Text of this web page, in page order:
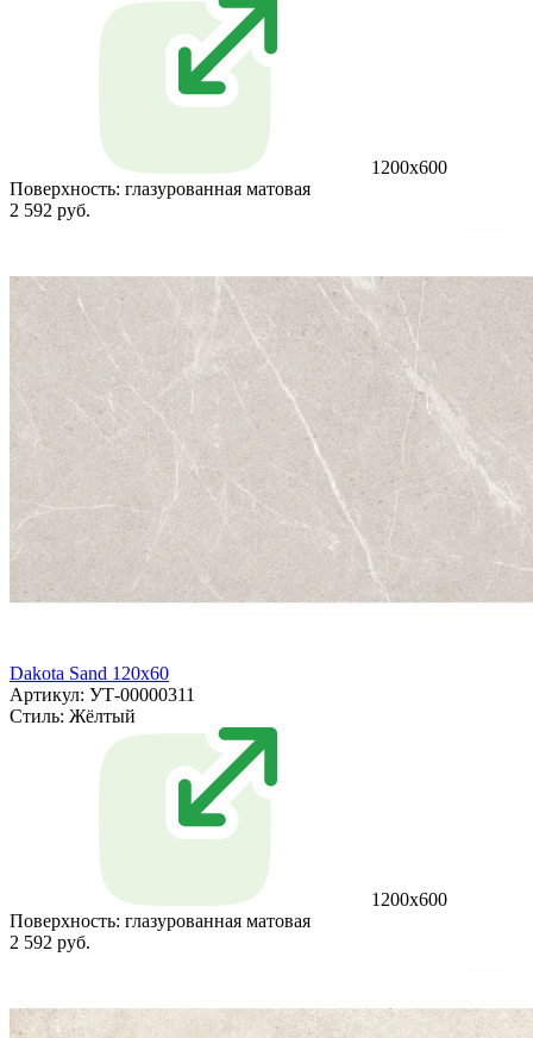
1200х600
Поверхность: глазурованная матовая
2 592 руб.
Dakota Sand 120x60
Артикул: УТ-00000311
Стиль: Жёлтый
1200х600
Поверхность: глазурованная матовая
2 592 руб.